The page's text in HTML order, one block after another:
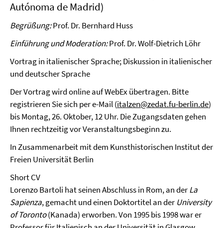
Autónoma de Madrid)
Begrüßung:Prof. Dr. Bernhard Huss
Einführung und Moderation:Prof. Dr. Wolf-Dietrich Löhr
Vortrag in italienischer Sprache; Diskussion in italienischer
und deutscher Sprache
Der Vortrag wird online auf WebEx übertragen. Bitte
registrieren Sie sich per e-Mail (italzen@zedat.fu-berlin.de)
bis Montag, 26. Oktober, 12 Uhr. Die Zugangsdaten gehen
Ihnen rechtzeitig vor Veranstaltungsbeginn zu.
In Zusammenarbeit mit dem Kunsthistorischen Institut der
Freien Universität Berlin
Short CV
Lorenzo Bartoli hat seinen Abschluss in Rom, an derLa
Sapienza, gemacht und einen Doktortitel an der University
of Toronto(Kanada) erworben. Von 1995 bis 1998 war er